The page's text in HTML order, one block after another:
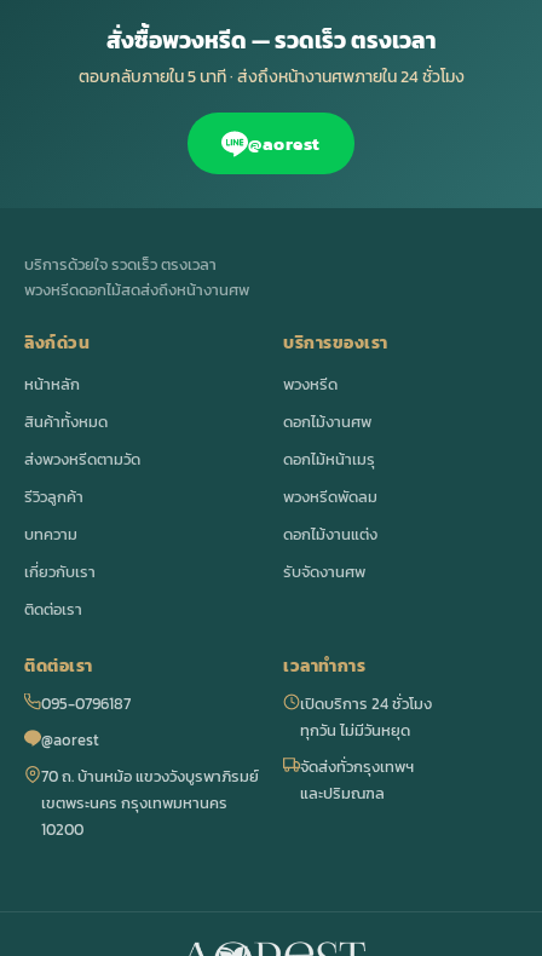
สั่งซื้อพวงหรีด — รวดเร็ว ตรงเวลา
ตอบกลับภายใน 5 นาที · ส่งถึงหน้างานศพภายใน 24 ชั่วโมง
@aorest
บริการด้วยใจ รวดเร็ว ตรงเวลา
พวงหรีดดอกไม้สดส่งถึงหน้างานศพ
ลิงก์ด่วน
หน้าหลัก
สินค้าทั้งหมด
ส่งพวงหรีดตามวัด
รีวิวลูกค้า
บทความ
เกี่ยวกับเรา
ติดต่อเรา
บริการของเรา
พวงหรีด
ดอกไม้งานศพ
ดอกไม้หน้าเมรุ
พวงหรีดพัดลม
ดอกไม้งานแต่ง
รับจัดงานศพ
ติดต่อเรา
095-0796187
@aorest
70 ถ. บ้านหม้อ แขวงวังบูรพาภิรมย์
เขตพระนคร กรุงเทพมหานคร
10200
เวลาทำการ
เปิดบริการ 24 ชั่วโมง
ทุกวัน ไม่มีวันหยุด
จัดส่งทั่วกรุงเทพฯ
และปริมณฑล